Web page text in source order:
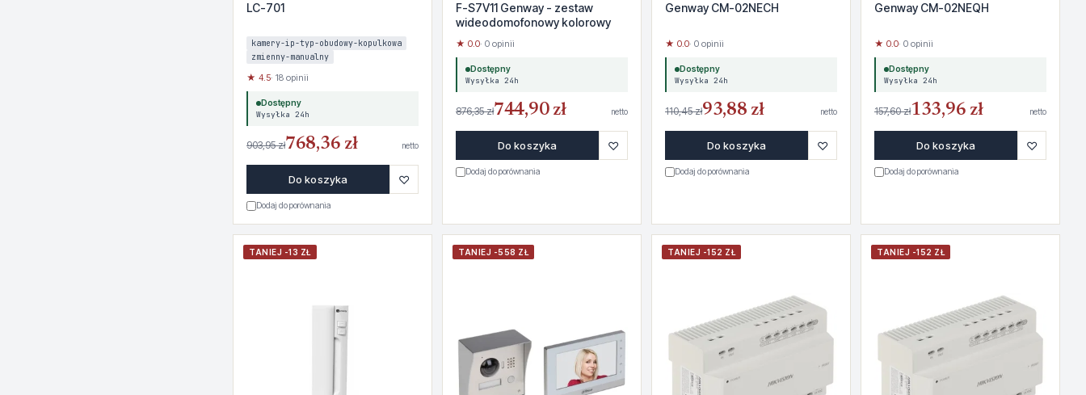
LC-701
kamery-ip-typ-obudowy-kopulkowa
zmienny-manualny
★ 4.5· 18 opinii
Dostępny
Wysyłka 24h
903,95 zł768,36 zł netto
Do koszyka ♡
Dodaj do porównania
F-S7V11 Genway - zestaw
wideodomofonowy kolorowy
★ 0.0· 0 opinii
Dostępny
Wysyłka 24h
876,35 zł744,90 zł netto
Do koszyka ♡
Dodaj do porównania
Genway CM-02NECH
★ 0.0· 0 opinii
Dostępny
Wysyłka 24h
110,45 zł93,88 zł netto
Do koszyka ♡
Dodaj do porównania
Genway CM-02NEQH
★ 0.0· 0 opinii
Dostępny
Wysyłka 24h
157,60 zł133,96 zł netto
Do koszyka ♡
Dodaj do porównania
TANIEJ -13 ZŁ TANIEJ -558 ZŁ TANIEJ -152 ZŁ TANIEJ -152 ZŁ